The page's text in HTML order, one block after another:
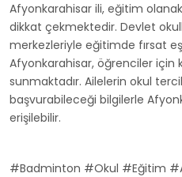
Afyonkarahisar ili, eğitim
dikkat çekmektedir. Devlet
merkezleriyle eğitimde fırsat
Afyonkarahisar, öğrenciler için
sunmaktadır. Ailelerin okul
başvurabileceği bilgilerle
erişilebilir.
#Badminton #Okul #Eğitim